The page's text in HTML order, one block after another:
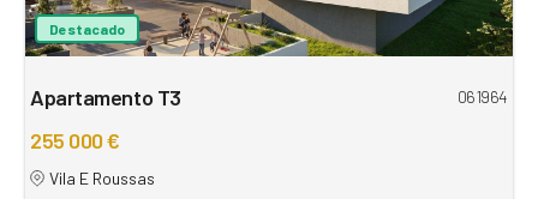
Destacado
Apartamento T3 061964
255 000 €
Vila E Roussas